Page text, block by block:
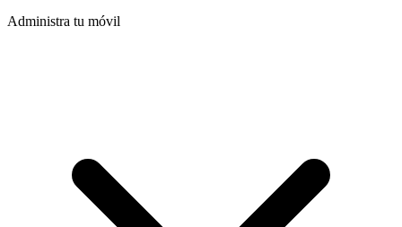
Administra tu móvil